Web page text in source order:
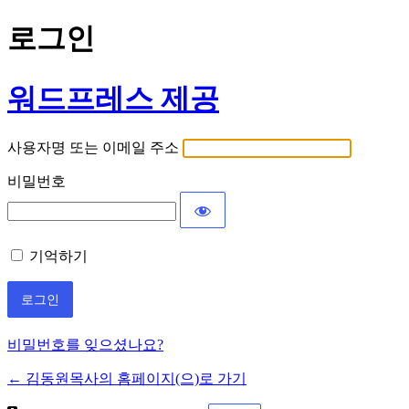
로그인
워드프레스 제공
사용자명 또는 이메일 주소
비밀번호
기억하기
비밀번호를 잊으셨나요?
← 김동원목사의 홈페이지(으)로 가기